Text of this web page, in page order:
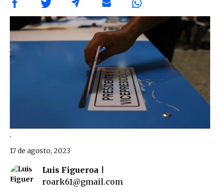
.
Luis Figueroa |
roark61@gmail.com
17 de agosto, 2023